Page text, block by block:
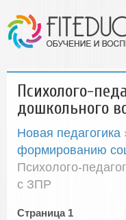
Психолого-
дошкольного
Новая педагогика
формированию
Психолого-
с ЗПР
Страница 1